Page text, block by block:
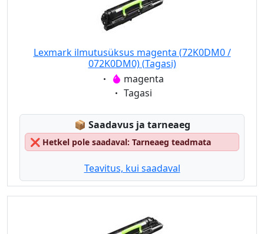
Lexmark ilmutusüksus magenta (72K0DM0 /
072K0DM0) (Tagasi)
Eigenschaft:
magenta
Eigenschaft:
Tagasi
📦 Lagerstatus:
Saadavus ja tarneaeg
❌ Hetkel pole saadaval: Tarneaeg teadmata
Teavitus, kui saadaval